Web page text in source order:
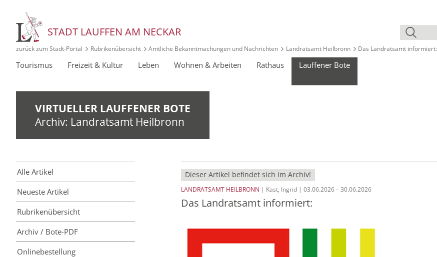
STADT LAUFFEN AM NECKAR
zurück zum Stadt‑Portal Rubrikenübersicht Amtliche Bekanntmachungen und Nachrichten Landratsamt Heilbronn Das Landratsamt informiert:
Tourismus Freizeit & Kultur Leben Wohnen & Arbeiten Rathaus Lauffener Bote
VIRTUELLER LAUFFENER BOTE
Archiv: Landratsamt Heilbronn
Alle Artikel
Neueste Artikel
Rubriken­übersicht
Archiv / Bote-PDF
Online­bestellung
Dieser Artikel befindet sich im Archiv!
LANDRATSAMT HEILBRONN | Kast, Ingrid | 03.06.2026 – 30.06.2026
Das Landratsamt informiert: